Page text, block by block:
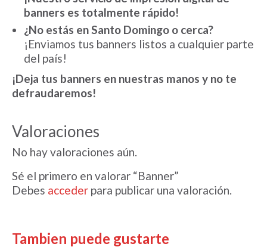
banners es totalmente rápido!
¿No estás en Santo Domingo o cerca?
¡Enviamos tus banners listos a cualquier parte
del país!
¡Deja tus banners en nuestras manos y no te
defraudaremos!
Valoraciones
No hay valoraciones aún.
Sé el primero en valorar “Banner”
Debes acceder para publicar una valoración.
Tambien puede gustarte